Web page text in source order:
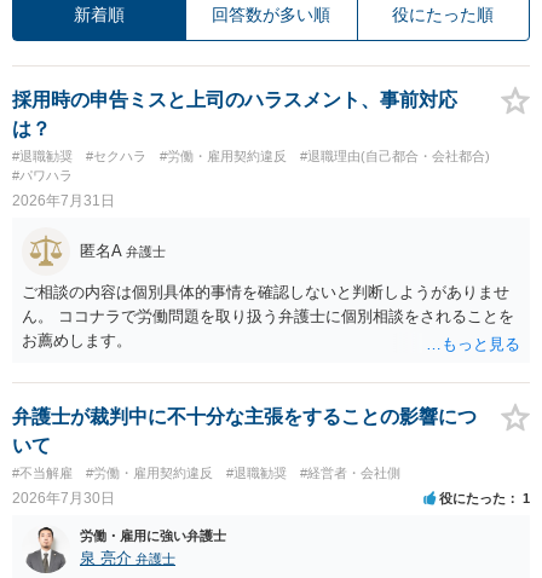
新着順 回答数が多い順 役にたった順
採用時の申告ミスと上司のハラスメント、事前対応
は？
#退職勧奨 #セクハラ #労働・雇用契約違反
#退職理由(自己都合・会社都合)
#パワハラ
2026年7月31日
匿名A 弁護士
ご相談の内容は個別具体的事情を確認しないと判断しようがありませ
ん。 ココナラで労働問題を取り扱う弁護士に個別相談をされることを
お薦めします。
弁護士が裁判中に不十分な主張をすることの影響につ
いて
#不当解雇 #労働・雇用契約違反 #退職勧奨 #経営者・会社側
2026年7月30日 役にたった 1
労働・雇用に強い弁護士
泉 亮介 弁護士